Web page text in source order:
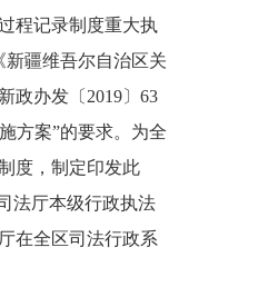
程记录制度重大执
新疆维吾尔自治区关
政办发〔2019〕63
方案”的要求。为全
度，制定印发此
法厅本级行政执法
在全区司法行政系